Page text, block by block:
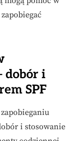
dobór i
SPF
i stosowanie